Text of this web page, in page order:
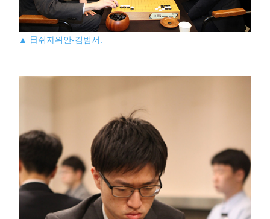
▲ 日쉬자위안-김범서.